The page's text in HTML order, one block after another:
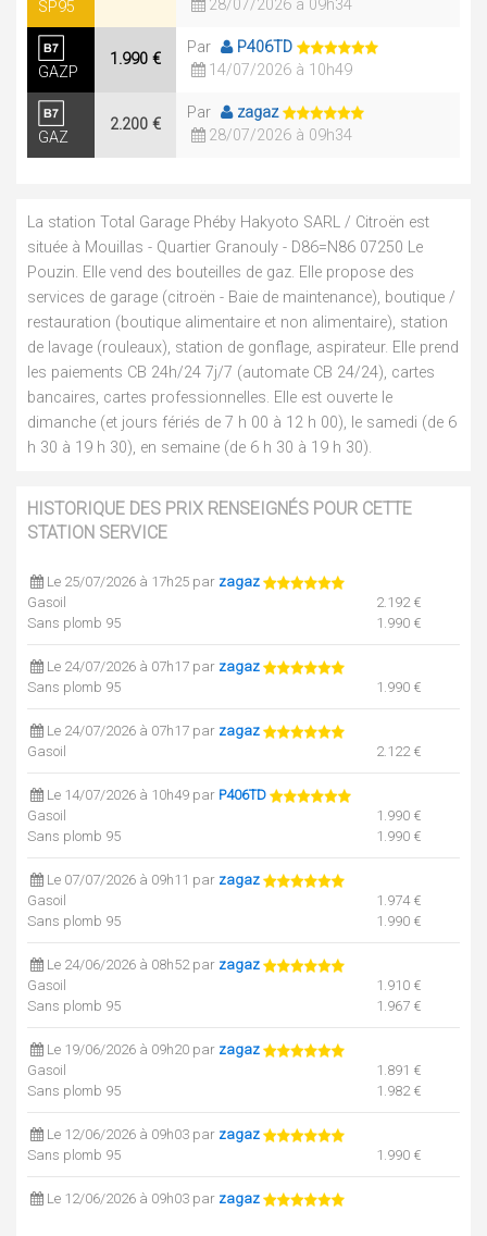
SP95
28/07/2026 à 09h34
GAZP
1.990 €
Par
P406TD
14/07/2026 à 10h49
GAZ
2.200 €
Par
zagaz
28/07/2026 à 09h34
La station Total Garage Phéby Hakyoto SARL / Citroën est
située à Mouillas - Quartier Granouly - D86=N86 07250 Le
Pouzin. Elle vend des bouteilles de gaz. Elle propose des
services de garage (citroën - Baie de maintenance), boutique /
restauration (boutique alimentaire et non alimentaire), station
de lavage (rouleaux), station de gonflage, aspirateur. Elle prend
les paiements CB 24h/24 7j/7 (automate CB 24/24), cartes
bancaires, cartes professionnelles. Elle est ouverte le
dimanche (et jours fériés de 7 h 00 à 12 h 00), le samedi (de 6
h 30 à 19 h 30), en semaine (de 6 h 30 à 19 h 30).
HISTORIQUE DES PRIX RENSEIGNÉS POUR CETTE
STATION SERVICE
Le 25/07/2026 à 17h25 par zagaz
Gasoil
2.192 €
Sans plomb 95
1.990 €
Le 24/07/2026 à 07h17 par zagaz
Sans plomb 95
1.990 €
Le 24/07/2026 à 07h17 par zagaz
Gasoil
2.122 €
Le 14/07/2026 à 10h49 par P406TD
Gasoil
1.990 €
Sans plomb 95
1.990 €
Le 07/07/2026 à 09h11 par zagaz
Gasoil
1.974 €
Sans plomb 95
1.990 €
Le 24/06/2026 à 08h52 par zagaz
Gasoil
1.910 €
Sans plomb 95
1.967 €
Le 19/06/2026 à 09h20 par zagaz
Gasoil
1.891 €
Sans plomb 95
1.982 €
Le 12/06/2026 à 09h03 par zagaz
Sans plomb 95
1.990 €
Le 12/06/2026 à 09h03 par zagaz